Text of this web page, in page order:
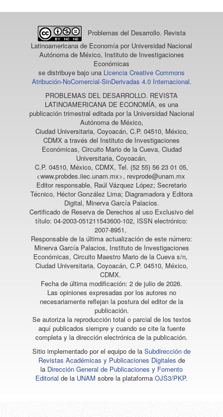
Problemas del Desarrollo. Revista
Latinoamericana de Economía por Universidad Nacional
Autónoma de México, Instituto de Investigaciones
Económicas
se distribuye bajo una Licencia Creative Commons
Atribución-NoComercial-SinDerivadas 4.0 Internacional.
PROBLEMAS DEL DESARROLLO. REVISTA
LATINOAMERICANA DE ECONOMÍA, es una
publicación trimestral editada por la Universidad Nacional
Autónoma de México,
Ciudad Universitaria, Coyoacán, C.P. 04510, México,
CDMX a través del Instituto de Investigaciones
Económicas, Circuito Mario de la Cueva, Ciudad
Universitaria, Coyoacán,
C.P. 04510, México, CDMX, Tel. (52 55) 56 23 01 05,
<www.probdes.iiec.unam.mx>, revprode@unam.mx
Editor responsable, Raúl Vázquez López; Secretario
Técnico, Héctor González Lima; Diagramadora y Editora
Digital, Minerva García Palacios.
Certificado de Reserva de Derechos al uso Exclusivo del
título: 04-2003-051211543600-102, ISSN electrónico:
2007-8951,
Responsable de la última actualización de este número:
Minerva García Palacios, Instituto de Investigaciones
Económicas, Circuito Maestro Mario de la Cueva s/n,
Ciudad Universitaria, Coyoacán, C.P. 04510, México,
CDMX.
Fecha de última modificación: 2 de julio de 2026.
Las opiniones expresadas por los autores no
necesariamente reflejan la postura del editor de la
publicación.
Se autoriza la reproducción total o parcial de los textos
aquí publicados siempre y cuando se cite la fuente
completa y la dirección electrónica de la publicación.
Sitio implementado por el equipo de la Subdirección de
Revistas Académicas y Publicaciones Digitales de
la Dirección General de Publicaciones y Fomento
Editorial de la UNAM sobre la plataforma OJS3/PKP.